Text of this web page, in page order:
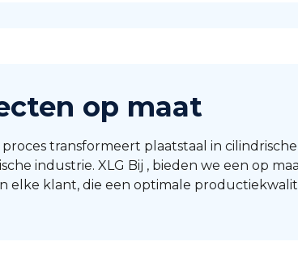
op maat
transformeert plaatstaal in
industrie. XLG Bij , bieden we een op
elke klant, die een optimale